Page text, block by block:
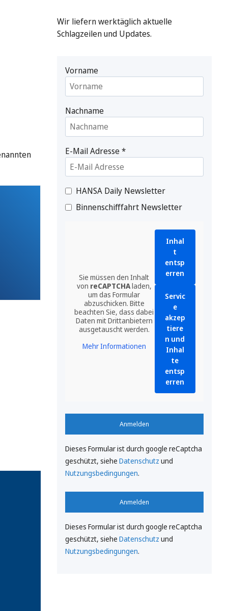
Wir liefern werktäglich aktuelle
Schlagzeilen und Updates.
Vorname
Nachname
E-Mail Adresse*
HANSA Daily Newsletter
Binnenschifffahrt Newsletter
Sie müssen den Inhalt
von reCAPTCHAladen,
um das Formular
abzuschicken. Bitte
beachten Sie, dass dabei
Daten mit Drittanbietern
ausgetauscht werden.
Mehr Informationen
Inhal
t
entsp
erren
Servic
e
akzep
tiere
n und
Inhal
te
entsp
erren
Anmelden
Dieses Formular ist durch google reCaptcha
geschützt, siehe Datenschutz und
Nutzungsbedingungen.
Anmelden
Dieses Formular ist durch google reCaptcha
geschützt, siehe Datenschutz und
Nutzungsbedingungen.